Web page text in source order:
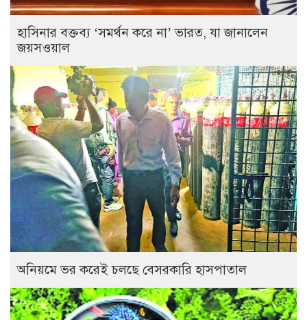
হাসিনার বক্তব্য ‘সমর্থন করে না’ ভারত, যা জানালেন
জয়সওয়াল
অনিয়মে ভর করেই চলছে বেসরকারি হাসপাতাল